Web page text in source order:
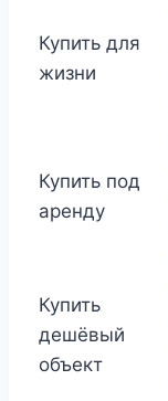
Купить для
жизни
Купить под
аренду
Купить
дешёвый
объект